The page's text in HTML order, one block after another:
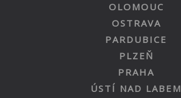
OLOMOUC
OSTRAVA
PARDUBICE
PLZEŇ
PRAHA
ÚSTÍ NAD LABEM